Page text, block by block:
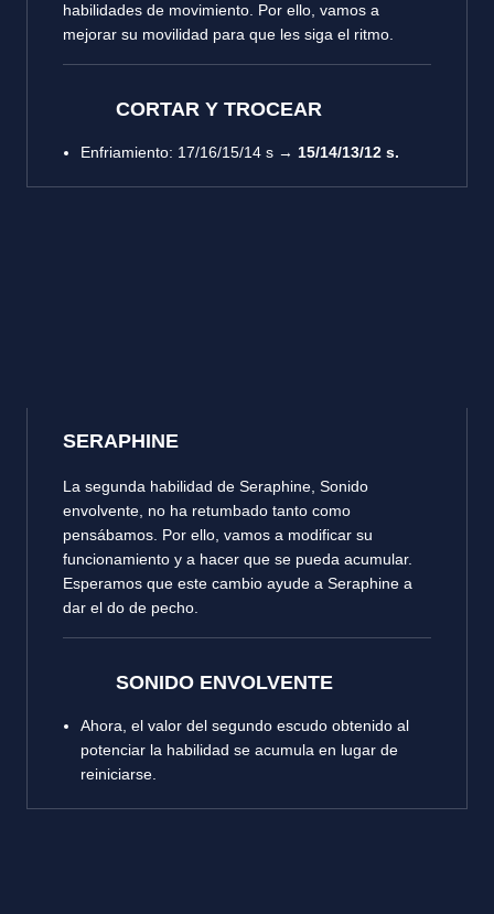
habilidades de movimiento. Por ello, vamos a
mejorar su movilidad para que les siga el ritmo.
CORTAR Y TROCEAR
Enfriamiento: 17/16/15/14 s → 15/14/13/12 s.
SERAPHINE
La segunda habilidad de Seraphine, Sonido
envolvente, no ha retumbado tanto como
pensábamos. Por ello, vamos a modificar su
funcionamiento y a hacer que se pueda acumular.
Esperamos que este cambio ayude a Seraphine a
dar el do de pecho.
SONIDO ENVOLVENTE
Ahora, el valor del segundo escudo obtenido al
potenciar la habilidad se acumula en lugar de
reiniciarse.